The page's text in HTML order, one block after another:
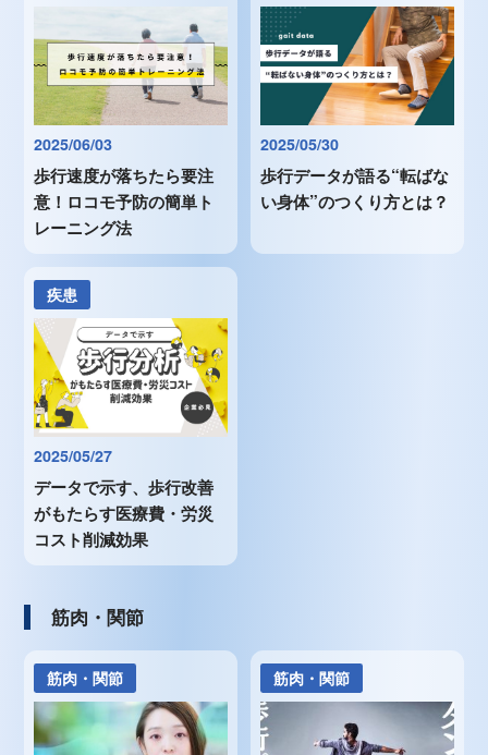
2025/06/03
歩行速度が落ちたら要注
意！ロコモ予防の簡単ト
レーニング法
2025/05/30
歩行データが語る“転ばな
い身体”のつくり方とは？
疾患
2025/05/27
データで示す、歩行改善
がもたらす医療費・労災
コスト削減効果
筋肉・関節
筋肉・関節 筋肉・関節